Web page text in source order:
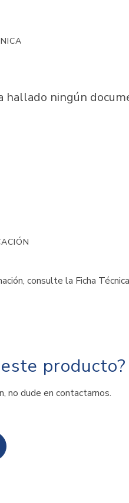
hallado ningún
consulte la Ficha
producto?
no dude en contactarnos.